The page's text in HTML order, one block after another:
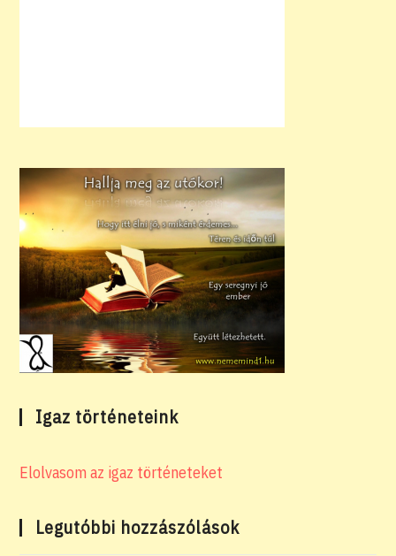
Igaz történeteink
Elolvasom az igaz történeteket
Legutóbbi hozzászólások